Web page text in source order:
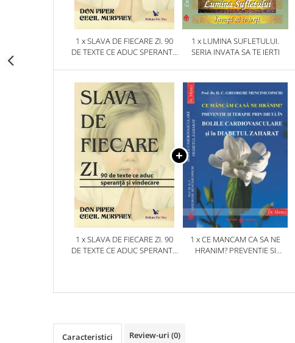
1 x SLAVA DE FIECARE ZI. 90
DE TEXTE CE ADUC SPERANTA
1 x LUMINA SUFLETULUI.
SERIA INVATA SA TE IERTI
1 x SLAVA DE FIECARE ZI. 90
DE TEXTE CE ADUC SPERANTA
1 x CE MANCAM CA SA NE
HRANIM? PREVENTIE SI
Caracteristici Review-uri (0)